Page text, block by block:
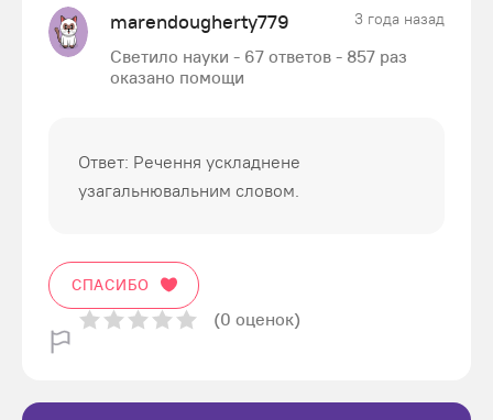
marendougherty779 3 года назад
Светило науки - 67 ответов - 857 раз
оказано помощи
Ответ: Речення ускладнене
узагальнювальним словом.
СПАСИБО
(0 оценок)